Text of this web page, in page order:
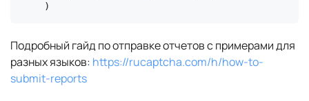
)
Подробный гайд по отправке отчетов с примерами для
разных языков: https://rucaptcha.com/h/how-to-
submit-reports